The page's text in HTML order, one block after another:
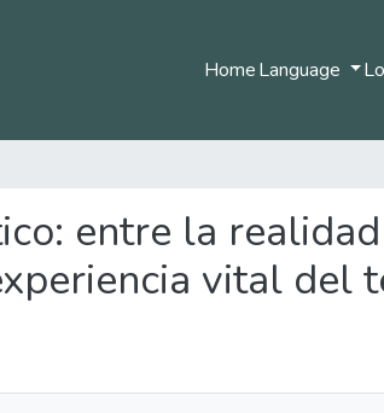
HomeLanguage
entre la
vital del